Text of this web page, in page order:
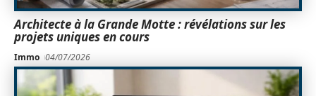
Architecte à la Grande Motte : révélations sur les
projets uniques en cours
Immo 04/07/2026